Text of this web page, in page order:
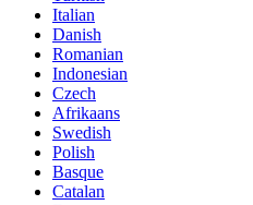
Italian
Danish
Romanian
Indonesian
Czech
Afrikaans
Swedish
Polish
Basque
Catalan